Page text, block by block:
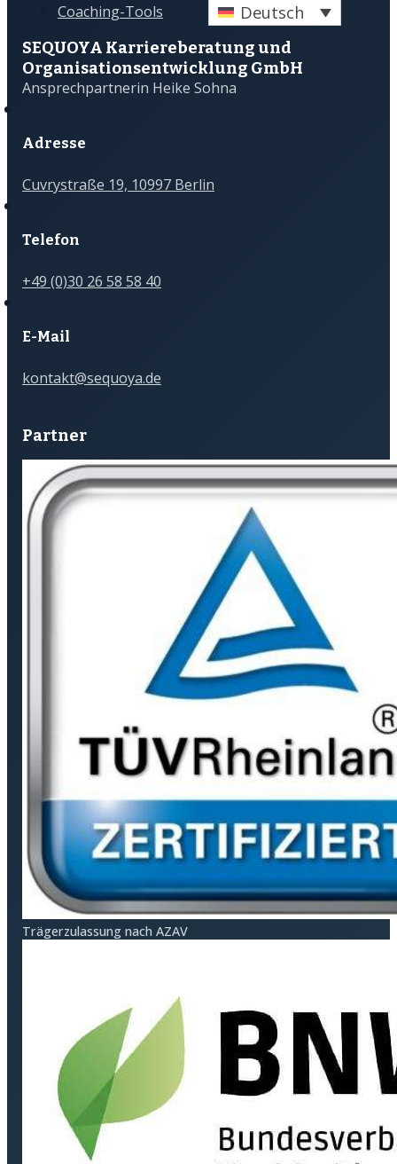
Coaching-Tools
Deutsch
SEQUOYA Karriere­­beratung und
Organisations­­entwicklung GmbH
Ansprechpartnerin Heike Sohna
Adresse
Cuvrystraße 19, 10997 Berlin
Telefon
+49 (0)30 26 58 58 40
E-Mail
kontakt@sequoya.de
Partner
Träger­zulassung nach AZAV